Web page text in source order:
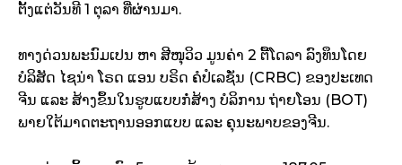
ຕັ້ງແຕ່ວັນທີ 1 ຕຸລາ ທີ່ຜ່ານມາ.
ທາງດ່ວນພະນົມເປນ ຫາ ສີໜຸວິວ ມູນຄ່າ 2 ຕື້ໂດລາ ລົງທຶນໂດຍ
ບໍລິສັດ ໄຊນ່າ ໂຣດ ແອນ ບຣິດ ຄໍປໍເລຊັ່ນ (CRBC) ຂອງປະເທດ
ຈີນ ແລະ ສ້າງຂຶ້ນໃນຮູບແບບກໍ່ສ້າງ ບໍລິການ ຖ່າຍໂອນ (BOT)
ພາຍໃຕ້ມາດຕະຖານອອກແບບ ແລະ ຄຸນະພາບຂອງຈີນ.